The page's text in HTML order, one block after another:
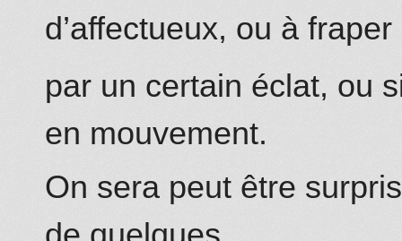
d’affectueux, ou à fraper
par un certain éclat, ou
en mouvement.
On sera peut être